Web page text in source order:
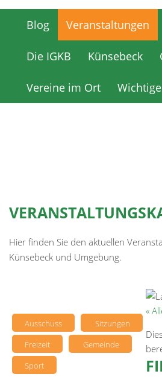
Blog Veranstaltungen
Die IGKB Künsebeck
Vereine im Ort
Hier finden Sie den aktuellen
Künsebeck und Umgebung.
Ausschuss
Sitzungen
Freizeit
Gemeinde
Sport
«